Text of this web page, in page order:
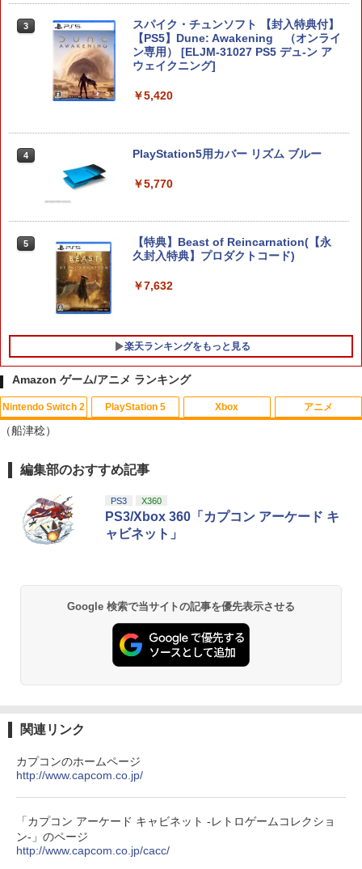
【中古】Switch2 星のカービィ ディス
カバリー Nintendo Switch 2 Edit
ion ＋ スターリーワールド (ニンテン
リーでポイント10倍！】【メール便発
￥6,797
￥6,800
3
スパイク・チュンソフト 【封入特典付】
【PS5】Dune: Awakening （オンライ
ン専用） [ELJM-31027 PS5 デュ-ン ア
ウェイクニング]
￥5,420
4 PlayStation5用カバー リズム ブルー
￥5,770
5
【特典】Beast of Reincarnation(【永
久封入特典】プロダクトコード)
￥7,632
楽天ランキングをもっと見る
1
【中古】学園へヴン おかわりっ! ベスト
￥350
2
NewスーパーマリオブラザーズWii ノコ
ノコエアホッケー
【楽天ランキング1位入賞】自動タップ
機 オートクリッカー 連打装置 USB給電
クリップ式 スマホ自動操作 日本語説明
書付き iPhone/Android対応 いいね/ゲ
4
Nintendo Switch 2 背面 保護 フィルム
OverLay 抗菌 Brilliant for ニンテンドー
Hydro Ag+ 抗菌 抗ウイルス 高光沢タイ
1
【中古】Blu-ray▼メアリーと秘密の王
￥971
2
劇場アニメ『ベルサイユのばら』 通常版
【楽天ブックス限定先着特典】ゾンビラ
ンドサガLIVE～フランシュシュ ゆめぎ
リルコースター) [ フランシュシュ ]
4
【楽天ブックス限定先着特典+早期予約
LD♪～ Blu-ray BOX【Blu-ray】(A4クリ
セット+B5ステッカーシートセット(2種1
セット)) [ Liella! ]
Amazon ゲーム/アニメ ランキング
Nintendo Switch 2
1
スプラトゥーン レイダース|オンライン
￥5,832
2 スプラトゥーン レイダース -Switch2
￥6,455
ンラインコード版
￥9,000
PlayStation 5
1
PlayStation 5 デジタル・エディション
ese only (CFI-2200B01)
￥55,000
Beast of Reincarnation -PS5 【特典】
プロダクトコード 封入
￥7,286
トローラー ミッドナイト ブラック(CFI-
ZCT2J01)
￥10,737
Xbox
1
【純正品】Xbox ワイヤレス コントロー
￥8,300
ルコード 【旧 Xbox ギフトカード】 [オ
ンラインコード]
￥5,000
【純正品】Xbox ワイヤレス コントロー
アニメ
1
【Amazon.co.jp限定】劇場版モノノ怪
ナル三方背収納ケース付きコレクション)
(オリジナル特典:オリジナル巾着＋メー
カー特典:【坤と離】二振りの剣、十翼よ
り来たる！スタジオ描き下ろしイラスト
￥10,780
劇場版「鬼滅の刃」無限城編 第一章 猗
窩座再来 通常版 [Blu-ray]
￥3,964
3
劇場版「鬼滅の刃」無限城編 第一章 猗
窩座再来 通常版 [DVD]
￥3,523
（船津稔）
編集部のおすすめ記事
PS3 X360
PS3/Xbox 360「カプコン アーケード キ
ャビネット」
Google 検索で当サイトの記事を優先表示させる
関連リンク
カプコンのホームページ
http://www.capcom.co.jp/
「カプコン アーケード キャビネット -レトロゲームコレクショ
ン-」のページ
http://www.capcom.co.jp/cacc/